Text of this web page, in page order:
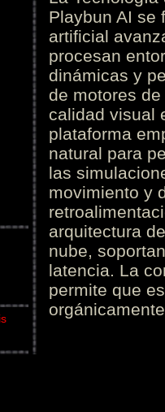
Playbun AI se
artificial
procesan
dinámicas y
de motores
calidad visual
plataforma
natural para
las
movimiento y
arquitectura
nube,
latencia. La
permite que